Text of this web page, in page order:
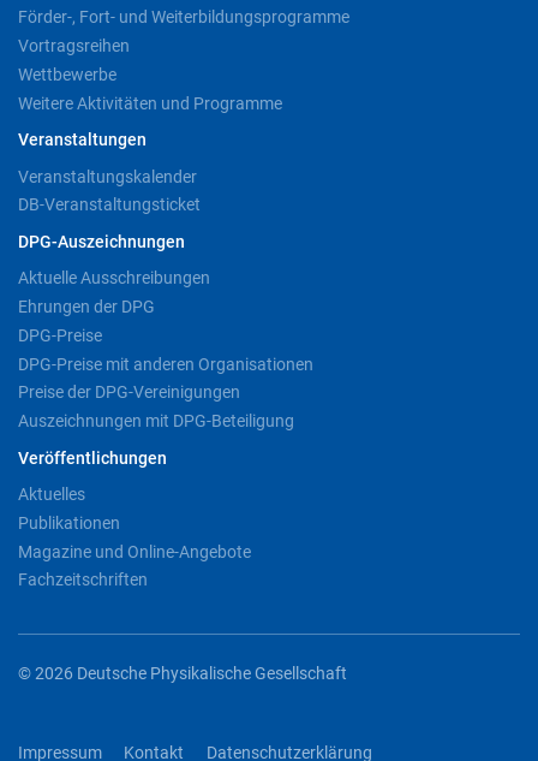
Förder-, Fort- und Weiterbildungsprogramme
Vortragsreihen
Wettbewerbe
Weitere Aktivitäten und Programme
Veranstaltungen
Veranstaltungskalender
DB-Veranstaltungsticket
DPG-Auszeichnungen
Aktuelle Ausschreibungen
Ehrungen der DPG
DPG-Preise
DPG-Preise mit anderen Organisationen
Preise der DPG-Vereinigungen
Auszeichnungen mit DPG-Beteiligung
Veröffentlichungen
Aktuelles
Publikationen
Magazine und Online-Angebote
Fachzeitschriften
© 2026 Deutsche Physikalische Gesellschaft
Impressum Kontakt Datenschutzerklärung